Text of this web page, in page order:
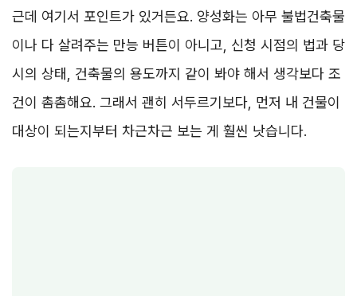
근데 여기서 포인트가 있거든요. 양성화는 아무 불법건축물
이나 다 살려주는 만능 버튼이 아니고, 신청 시점의 법과 당
시의 상태, 건축물의 용도까지 같이 봐야 해서 생각보다 조
건이 촘촘해요. 그래서 괜히 서두르기보다, 먼저 내 건물이
대상이 되는지부터 차근차근 보는 게 훨씬 낫습니다.